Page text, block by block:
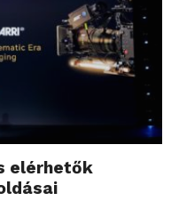
elérhetők